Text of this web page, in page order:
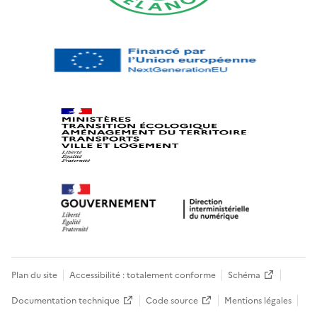
Plan du site Accessibilité : totalement conforme
Schéma
Documentation technique
Code source Mentions légales